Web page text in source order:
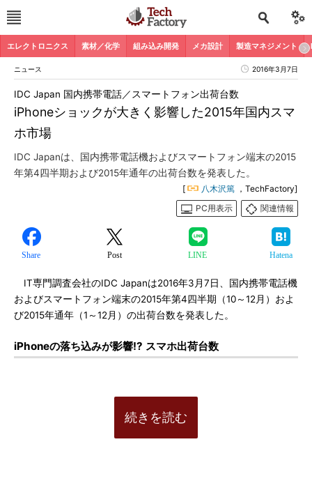
エレクトロニクス 素材／化学 組み込み開発 メカ設計 製造マネジメント
ニュース 2016年3月7日
iPhoneショックが大きく影響した2015年国内スマ
ホ市場
IDC Japan 国内携帯電話／スマートフォン出荷台数
IDC Japanは、国内携帯電話機およびスマートフォン端末の2015
年第4四半期および2015年通年の出荷台数を発表した。
[ 八木沢篤 ，TechFactory]
PC用表示
関連情報
Share Post LINE Hatena
IT専門調査会社のIDC Japanは2016年3月7日、国内携帯電話機
およびスマートフォン端末の2015年第4四半期（10～12月）およ
び2015年通年（1～12月）の出荷台数を発表した。
iPhoneの落ち込みが影響!? スマホ出荷台数
続きを読む